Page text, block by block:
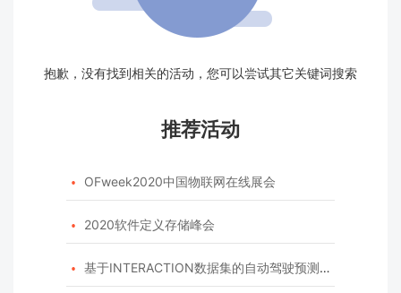
抱歉，没有找到相关的活动，您可以尝试其它关键词搜索
推荐活动
 OFweek2020中国物联网在线展会
 2020软件定义存储峰会
 基于INTERACTION数据集的自动驾驶预测模型挑战赛